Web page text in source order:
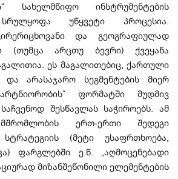
სახელმწიფო ინსტრუმენტების
უწყვეტი პროცესია.
და გეოგრაფიულად
(თუმცა არცთუ ბევრი) ქვეყანა
ეს მაგალითებიც, ქართული
და არასაჯარო სეგმენტების მიერ
ფორმატში მუდმივ
შესწავლას საჭიროებს. ამ
ერთ-ერთი შედეგი
(მეტი უსაფრთხოება,
ფარგლებში ე.წ. „აღმოცენებადი
მიზანშეწონილი ელემენტების